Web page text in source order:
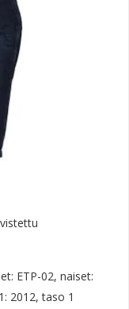
ETP-02, naiset:
2012, taso 1